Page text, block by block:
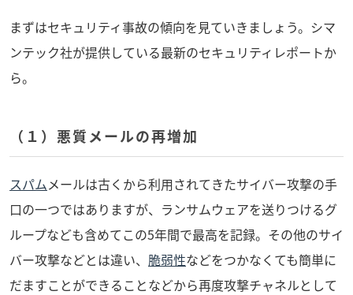
まずはセキュリティ事故の傾向を見ていきましょう。シマ
ンテック社が提供している最新のセキュリティレポートか
ら。
（１）悪質メールの再増加
スパムメールは古くから利用されてきたサイバー攻撃の手
口の一つではありますが、ランサムウェアを送りつけるグ
ループなども含めてこの5年間で最高を記録。その他のサイ
バー攻撃などとは違い、 脆弱性などをつかなくても簡単に
だますことができることなどから再度攻撃チャネルとして